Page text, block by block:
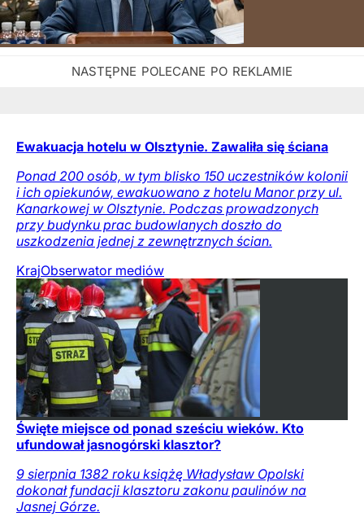
Ewakuacja hotelu w Olsztynie. Zawaliła się ściana
Ponad 200 osób, w tym blisko 150 uczestników kolonii
i ich opiekunów, ewakuowano z hotelu Manor przy ul.
Kanarkowej w Olsztynie. Podczas prowadzonych
przy budynku prac budowlanych doszło do
uszkodzenia jednej z zewnętrznych ścian.
KrajObserwator mediów
Święte miejsce od ponad sześciu wieków. Kto
ufundował jasnogórski klasztor?
9 sierpnia 1382 roku książę Władysław Opolski
dokonał fundacji klasztoru zakonu paulinów na
Jasnej Górze.